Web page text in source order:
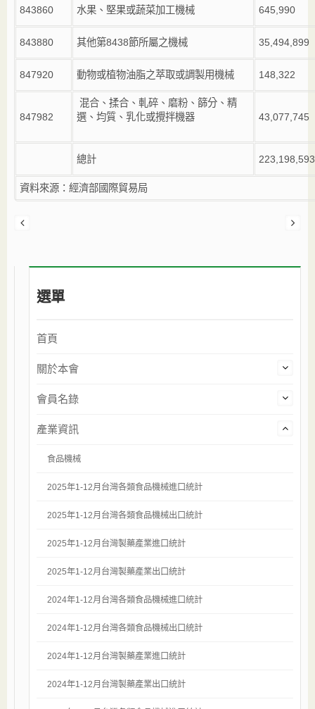
843860 水果、堅果或蔬菜加工機械 645,990
843880 其他第8438節所屬之機械 35,494,899
847920 動物或植物油脂之萃取或調製用機械 148,322
847982
混合、揉合、軋碎、磨粉、篩分、精
選、均質、乳化或攪拌機器
43,077,745
總計 223,198,593
資料來源：經濟部國際貿易局
選單
首頁
關於本會
會員名錄
產業資訊
食品機械
2025年1-12月台灣各類食品機械進口統計
2025年1-12月台灣各類食品機械出口統計
2025年1-12月台灣製藥產業進口統計
2025年1-12月台灣製藥產業出口統計
2024年1-12月台灣各類食品機械進口統計
2024年1-12月台灣各類食品機械出口統計
2024年1-12月台灣製藥產業進口統計
2024年1-12月台灣製藥產業出口統計